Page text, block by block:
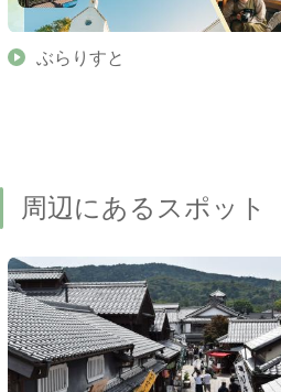
ぶらりすと
周辺にあるスポット